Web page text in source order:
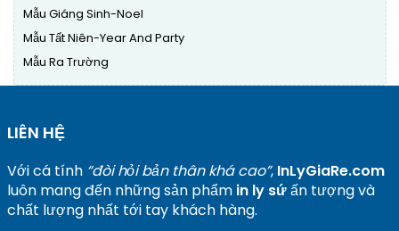
Mẫu Giáng Sinh-Noel
Mẫu Tất Niên-Year And Party
Mẫu Ra Trường
LIÊN HỆ
Với cá tính “đòi hỏi bản thân khá cao”, InLyGiaRe.com
luôn mang đến những sản phẩm in ly sứấn tượng và
chất lượng nhất tới tay khách hàng.